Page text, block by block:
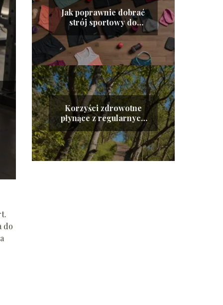
do
Jak poprawnie dobrać
strój sportowy do
różnych dyscyplin?
Korzyści zdrowotne
płynące z regularnych
treningów